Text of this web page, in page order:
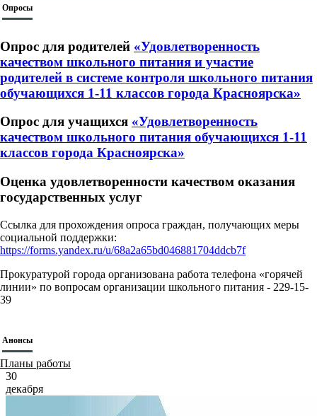
Опросы
Опрос для родителей «Удовлетворенность
качеством школьного питания и участие
родителей в системе контроля школьного питания
обучающихся 1-11 классов города Красноярска»
Опрос для учащихся «Удовлетворенность
качеством школьного питания обучающихся 1-11
классов города Красноярска»
Оценка удовлетворенности качеством оказания
государственных услуг
Ссылка для прохождения опроса граждан, получающих меры
социальной поддержки:
https://forms.yandex.ru/u/68a2a65bd046881704ddcb7f
Прокуратурой города организована работа телефона «горячей
линии» по вопросам организации школьного питания - 229-15-
39
Анонсы
Планы работы
30
декабря